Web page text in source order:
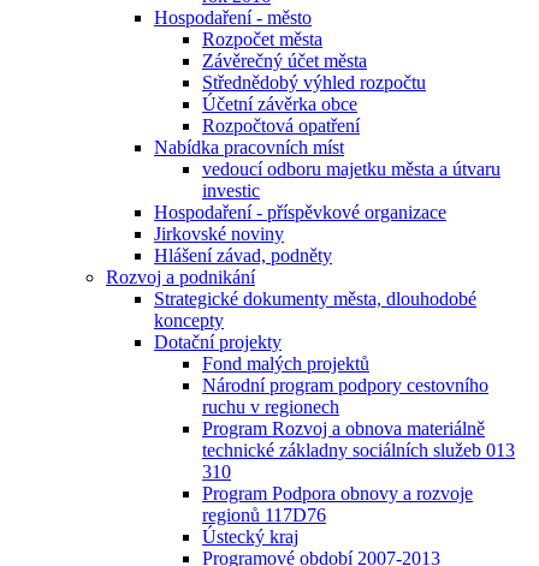
Hospodaření - město
Rozpočet města
Závěrečný účet města
Střednědobý výhled rozpočtu
Účetní závěrka obce
Rozpočtová opatření
Nabídka pracovních míst
vedoucí odboru majetku města a útvaru
investic
Hospodaření - příspěvkové organizace
Jirkovské noviny
Hlášení závad, podněty
Rozvoj a podnikání
Strategické dokumenty města, dlouhodobé
koncepty
Dotační projekty
Fond malých projektů
Národní program podpory cestovního
ruchu v regionech
Program Rozvoj a obnova materiálně
technické základny sociálních služeb 013
310
Program Podpora obnovy a rozvoje
regionů 117D76
Ústecký kraj
Programové období 2007-2013